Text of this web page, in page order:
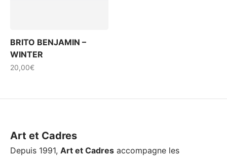
BRITO BENJAMIN –
WINTER
20,00€
Art et Cadres
Depuis 1991, Art et Cadres accompagne les